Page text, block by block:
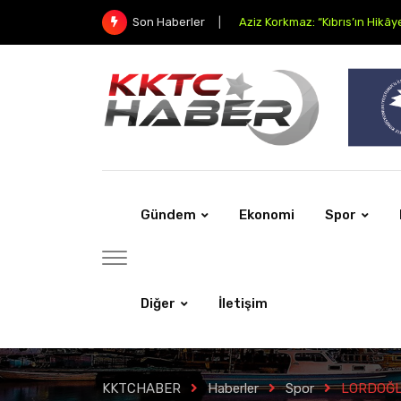
Son Haberler Aziz Korkmaz: “Kıbrıs’ın
Gündem Ekonomi Spor
Diğer İletişim
KKTCHABER Haberler Spor